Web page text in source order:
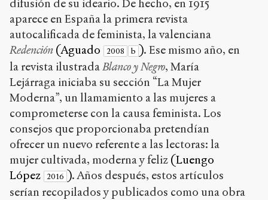
difusión de su ideario. De hecho, en 1915
aparece en España la primera revista
autocalificada de feminista, la valenciana
Redención (Aguado 2008 b ). Ese mismo año, en
la revista ilustradaBlanco y Negro, María
Lejárraga iniciaba su sección “La Mujer
Moderna”, un llamamiento a las mujeres a
comprometerse con la causa feminista. Los
consejos que proporcionaba pretendían
ofrecer un nuevo referente a las lectoras: la
mujer cultivada, moderna y feliz (Luengo
López 2016 ). Años después, estos artículos
serían recopilados y publicados como una obra